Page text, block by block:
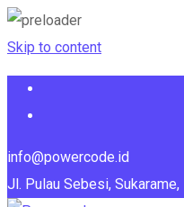
Skip to content
info@powercode.id
Jl. Pulau Sebesi,